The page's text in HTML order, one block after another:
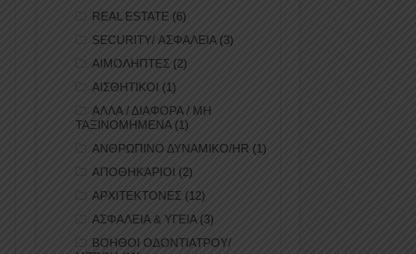
REAL ESTATE (6)
SECURITY/ ΑΣΦΑΛΕΙΑ(3)
ΑΙΜΟΛΗΠΤΕΣ (2)
ΑΙΣΘΗΤΙΚΟΙ (1)
ΑΛΛΑ / ΔΙΑΦΟΡΑ / ΜΗ
ΤΑΞΙΝΟΜΗΜΕΝΑ(1)
ΑΝΘΡΩΠΙΝΟ ΔΥΝΑΜΙΚΟ/HR (1)
ΑΠΟΘΗΚΑΡΙΟΙ (2)
ΑΡΧΙΤΕΚΤΟΝΕΣ (12)
ΑΣΦΑΛΕΙΑ & ΥΓΕΙΑ (3)
ΒΟΗΘΟΙ ΟΔΟΝΤΙΑΤΡΟΥ/